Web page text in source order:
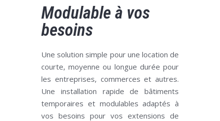
Modulable à vos
besoins
Une solution simple pour une location de
courte, moyenne ou longue durée pour
les entreprises, commerces et autres.
Une installation rapide de bâtiments
temporaires et modulables adaptés à
vos besoins pour vos extensions de